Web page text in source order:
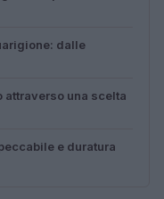
dalle
attraverso una scelta
e duratura